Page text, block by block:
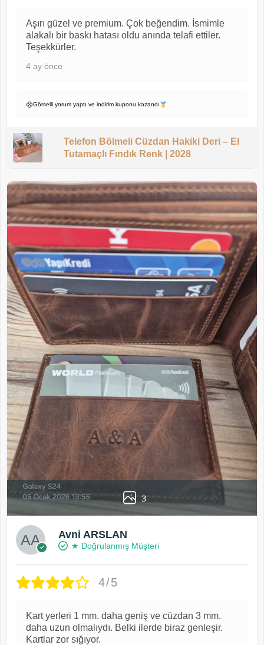
Aşırı güzel ve premium. Çok beğendim. İsmimle
alakalı bir baskı hatası oldu anında telafi ettiler.
Teşekkürler.
4 ay önce
Görselli yorum yaptı ve indirim kuponu kazandı
Telefon Bölmeli Cüzdan Hakiki Deri – El
Tutamaçlı Fındık Renk | 2028
3
Avni ARSLAN
★ Doğrulanmış Müşteri
4/5
Kart yerleri 1 mm. daha geniş ve cüzdan 3 mm.
daha uzun olmalıydı. Belki ilerde biraz genleşir.
Kartlar zor sığıyor.